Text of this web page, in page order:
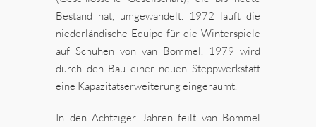
Bestand hat, umgewandelt. 1972 läuft die
niederländische Equipe für die Winterspiele
auf Schuhen von van Bommel. 1979 wird
durch den Bau einer neuen Steppwerkstatt
eine Kapazitätserweiterung eingeräumt.
In den Achtziger Jahren feilt van Bommel